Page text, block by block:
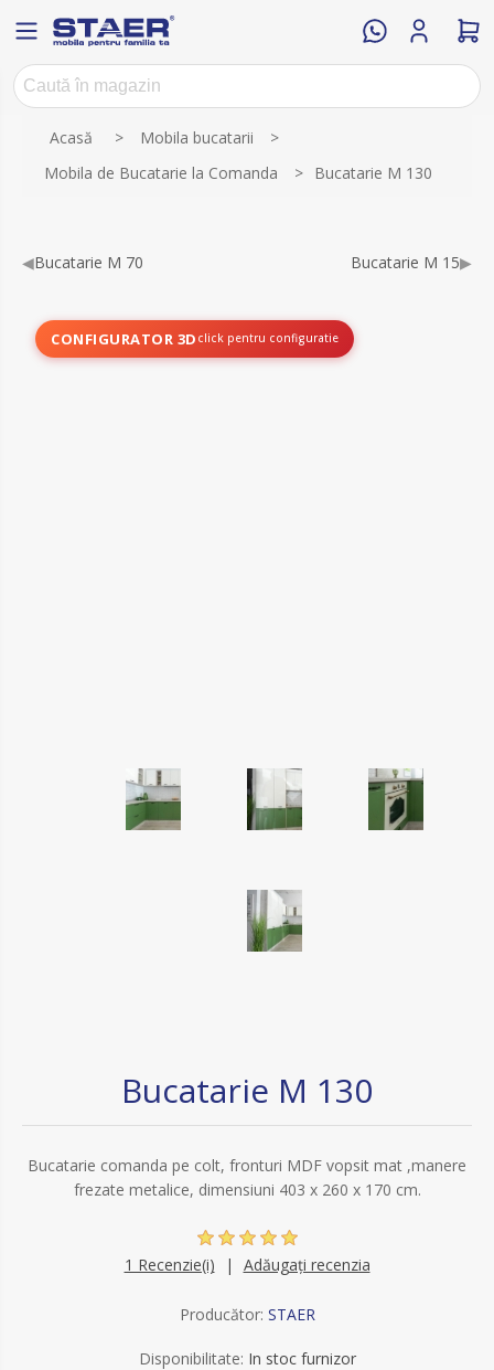
Acasă > Mobila bucatarii
>
Mobila de Bucatarie la Comanda
> Bucatarie M 130
◀Bucatarie M 70 Bucatarie M 15▶
CONFIGURATOR 3D click pentru configuratie
Bucatarie M 130
Bucatarie comanda pe colt, fronturi MDF vopsit mat ,manere
frezate metalice, dimensiuni 403 x 260 x 170 cm.
1 Recenzie(i) Adăugați recenzia
Producător: STAER
Disponibilitate: In stoc furnizor
Numele atributului Valoarea atributului